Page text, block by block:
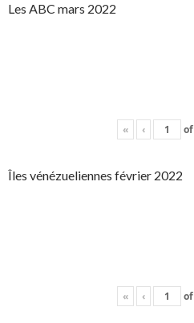
Les ABC mars 2022
« ‹ of
Îles vénézueliennes février 2022
« ‹ of